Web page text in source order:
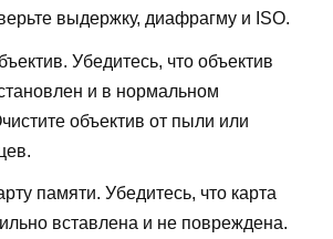
выдержку, диафрагму и ISO.
Убедитесь, что объектив
и в нормальном
объектив от пыли или
памяти. Убедитесь, что карта
вставлена и не повреждена.